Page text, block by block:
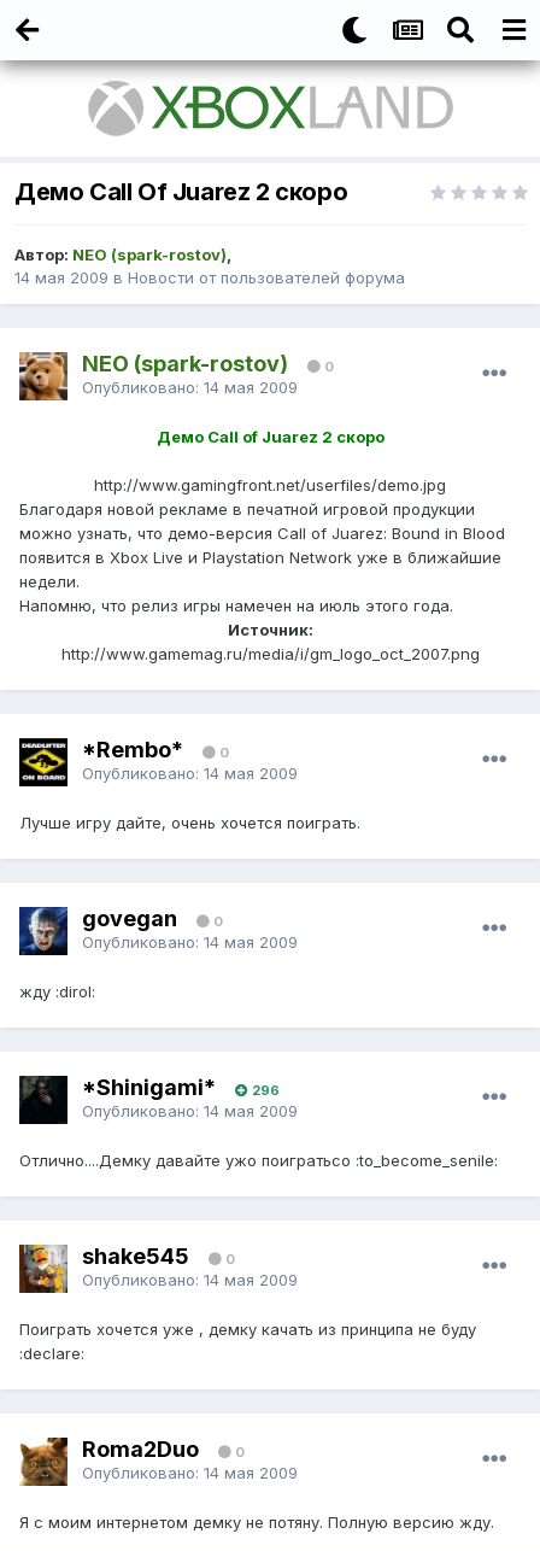
Демо Call Of Juarez 2 скоро
Автор: NEO (spark-rostov),
14 мая 2009 в Новости от пользователей форума
NEO (spark-rostov) 0
Опубликовано: 14 мая 2009
Демо Call of Juarez 2 скоро
http://www.gamingfront.net/userfiles/demo.jpg
Благодаря новой рекламе в печатной игровой продукции
можно узнать, что демо-версия Call of Juarez: Bound in Blood
появится в Xbox Live и Playstation Network уже в ближайшие
недели.
Напомню, что релиз игры намечен на июль этого года.
Источник:
http://www.gamemag.ru/media/i/gm_logo_oct_2007.png
*Rembo* 0
Опубликовано: 14 мая 2009
Лучше игру дайте, очень хочется поиграть.
govegan 0
Опубликовано: 14 мая 2009
жду :dirol:
*Shinigami* 296
Опубликовано: 14 мая 2009
Отлично....Демку давайте ужо поигратьсо :to_become_senile:
shake545 0
Опубликовано: 14 мая 2009
Поиграть хочется уже , демку качать из принципа не буду
:declare:
Roma2Duo 0
Опубликовано: 14 мая 2009
Я с моим интернетом демку не потяну. Полную версию жду.